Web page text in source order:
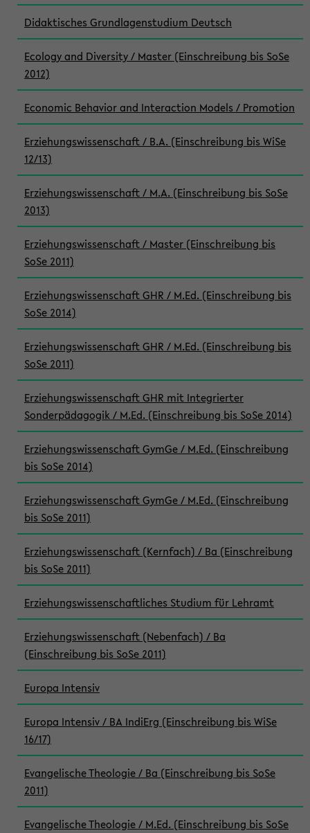
Didaktisches Grundlagenstudium Deutsch
Ecology and Diversity / Master (Einschreibung bis SoSe
2012)
Economic Behavior and Interaction Models / Promotion
Erziehungswissenschaft / B.A. (Einschreibung bis WiSe
12/13)
Erziehungswissenschaft / M.A. (Einschreibung bis SoSe
2013)
Erziehungswissenschaft / Master (Einschreibung bis
SoSe 2011)
Erziehungswissenschaft GHR / M.Ed. (Einschreibung bis
SoSe 2014)
Erziehungswissenschaft GHR / M.Ed. (Einschreibung bis
SoSe 2011)
Erziehungswissenschaft GHR mit Integrierter
Sonderpädagogik / M.Ed. (Einschreibung bis SoSe 2014)
Erziehungswissenschaft GymGe / M.Ed. (Einschreibung
bis SoSe 2014)
Erziehungswissenschaft GymGe / M.Ed. (Einschreibung
bis SoSe 2011)
Erziehungswissenschaft (Kernfach) / Ba (Einschreibung
bis SoSe 2011)
Erziehungswissenschaftliches Studium für Lehramt
Erziehungswissenschaft (Nebenfach) / Ba
(Einschreibung bis SoSe 2011)
Europa Intensiv
Europa Intensiv / BA IndiErg (Einschreibung bis WiSe
16/17)
Evangelische Theologie / Ba (Einschreibung bis SoSe
2011)
Evangelische Theologie / M.Ed. (Einschreibung bis SoSe